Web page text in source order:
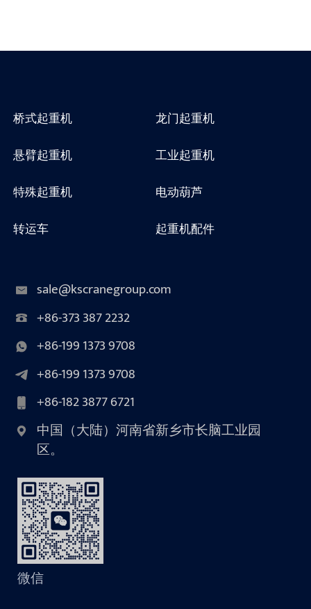
桥式起重机
龙门起重机
悬臂起重机
工业起重机
特殊起重机
电动葫芦
转运车
起重机配件
sale@kscranegroup.com
+86-373 387 2232
+86-199 1373 9708
+86-199 1373 9708
+86-182 3877 6721
中国（大陆）河南省新乡市长脑工业园
区。
微信